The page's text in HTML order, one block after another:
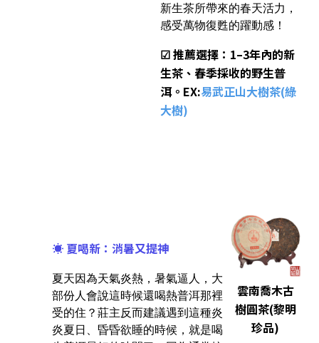
新生茶所帶來的春天活力，
感受萬物復甦的躍動感！
☑ 推薦選擇：1–3年內的新
生茶、春季採收的野生普
洱。EX:易武正山大樹茶(綠
大樹)
雲南喬木古
樹圓茶(黎明
珍品)
☀️ 夏喝新：消暑又提神
夏天因為天氣炎熱，暑氣逼人，大
部份人會說這時候還喝熱普洱那裡
受的住？莊主反而建議遇到這種炎
炎夏日、昏昏欲睡的時候，就是喝